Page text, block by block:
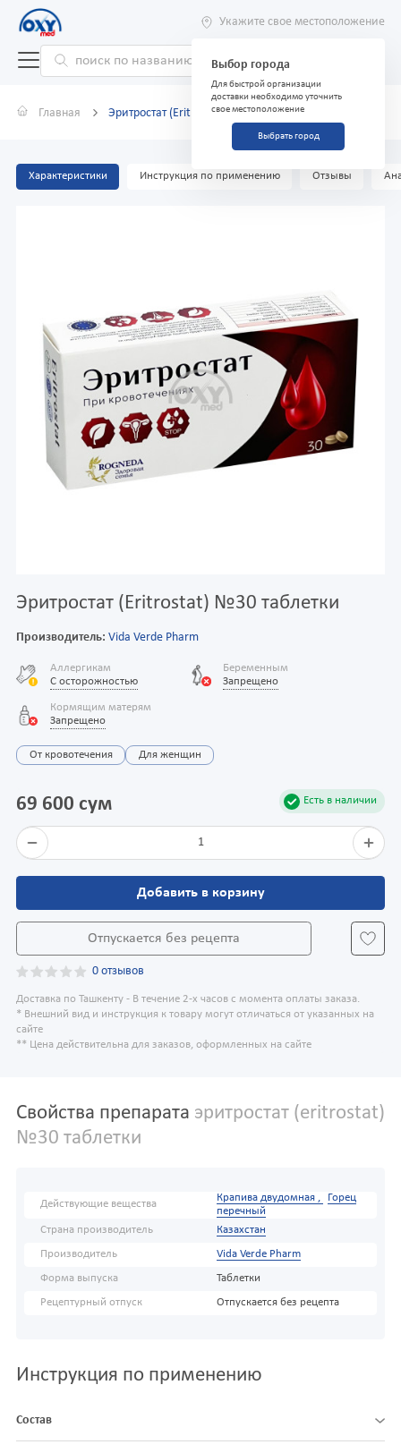
Укажите свое местоположение
Выбор города
Для быстрой организации
доставки необходимо уточнить
свое местоположение
Выбрать город
Главная Эритростат (Eritrostat) №30 таблетки
Характеристики Инструкция по применению Отзывы
Эритростат (Eritrostat) №30 таблетки
Производитель: Vida Verde Pharm
Аллергикам
С осторожностью
Беременным
Запрещено
Кормящим матерям
Запрещено
От кровотечения Для женщин
Есть в наличии
69 600 сум
1
Добавить в корзину
Отпускается без рецепта
0 отзывов
Доставка по Ташкенту - В течение 2-х часов с момента оплаты заказа.
* Внешний вид и инструкция к товару могут отличаться от указанных на
сайте
** Цена действительна для заказов, оформленных на сайте
Свойства препарата эритростат (eritrostat)
№30 таблетки
Действующие вещества
Крапива двудомная ,
Горец
перечный
Страна производитель
Казахстан
Производитель Vida Verde Pharm
Форма выпуска Таблетки
Рецептурный отпуск Отпускается без рецепта
Инструкция по применению
Состав